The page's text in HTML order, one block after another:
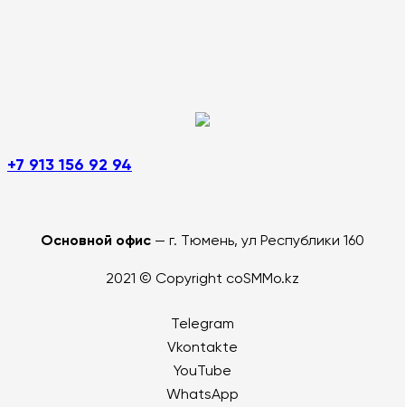
+7 913 156 92 94
Основной офис — г. Тюмень, ул Республики 160
2021 © Copyright coSMMo.kz
Telegram
Vkontakte
YouTube
WhatsApp